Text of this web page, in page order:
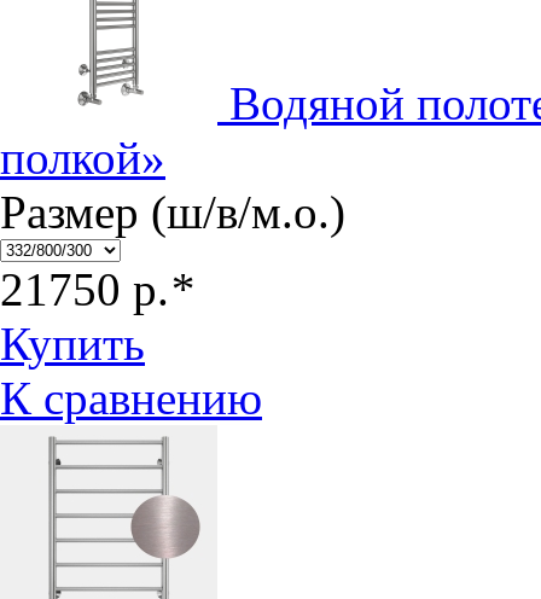
Водяной
полкой»
Размер (ш/в/м.о.)
21750 р.*
Купить
К сравнению